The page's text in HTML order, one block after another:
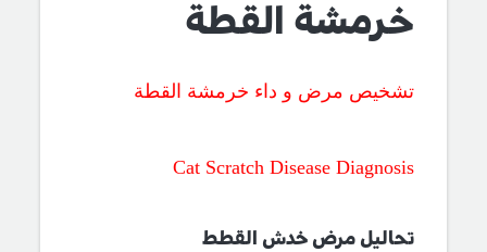
خرمشة القطة
تشخيص مرض و داء خرمشة القطة
Cat Scratch Disease Diagnosis
تحاليل مرض خدش القطط